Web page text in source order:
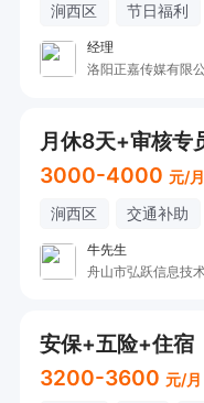
涧西区 节日福利
经理
洛阳正嘉传媒有限
月休8天+审核专
3000-4000 元/月
涧西区 交通补助
牛先生
舟山市弘跃信息技
安保+五险+住宿
3200-3600 元/月